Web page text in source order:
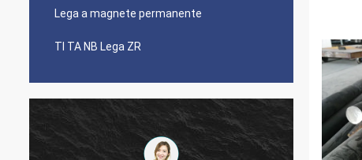
Lega a magnete permanente
TI TA NB Lega ZR